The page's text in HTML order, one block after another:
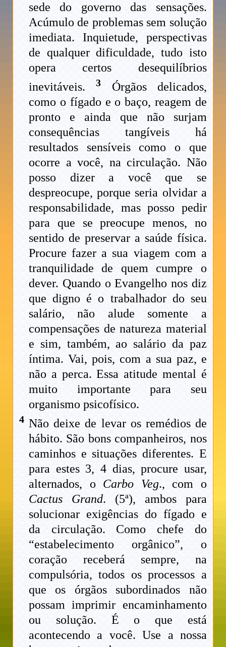
sede do governo das sensações.
Acúmulo de problemas sem solução
imediata. Inquietude, perspectivas
de qualquer dificuldade, tudo isto
opera certos desequilíbrios
inevitáveis.3
Órgãos delicados,
como o fígado e o baço, reagem de
pronto e ainda que não surjam
consequências tangíveis há
resultados sensíveis como o que
ocorre a você, na circulação. Não
posso dizer a você que se
despreocupe, porque seria olvidar a
responsabilidade, mas posso pedir
para que se preocupe menos, no
sentido de preservar a saúde física.
Procure fazer a sua viagem com a
tranquilidade de quem cumpre o
dever. Quando o Evangelho nos diz
que digno é o trabalhador do seu
salário, não alude somente a
compensações de natureza material
e sim, também, ao salário da paz
íntima. Vai, pois, com a sua paz, e
não a perca. Essa atitude mental é
muito importante para seu
organismo psicofísico.
4 Não deixe de levar os remédios de
hábito. São bons companheiros, nos
caminhos e situações diferentes. E
para estes 3, 4 dias, procure usar,
alternados, o Carbo Veg., com o
Cactus Grand. (5ª), ambos para
solucionar exigências do fígado e
da circulação. Como chefe do
“estabelecimento orgânico”, o
coração receberá sempre, na
compulsória, todos os processos a
que os órgãos subordinados não
possam imprimir encaminhamento
ou solução. É o que está
acontecendo a você. Use a nossa